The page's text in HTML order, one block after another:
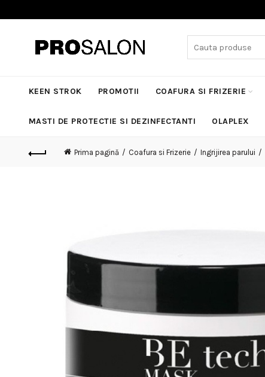
KEEN STROK PROMOTII COAFURA SI FRIZERIE
MASTI DE PROTECTIE SI DEZINFECTANTI OLAPLEX
Prima pagină Coafura si Frizerie Ingrijirea parului